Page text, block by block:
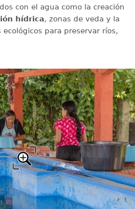
con el agua como la creación
hídrica, zonas de veda y la
para preservar ríos,